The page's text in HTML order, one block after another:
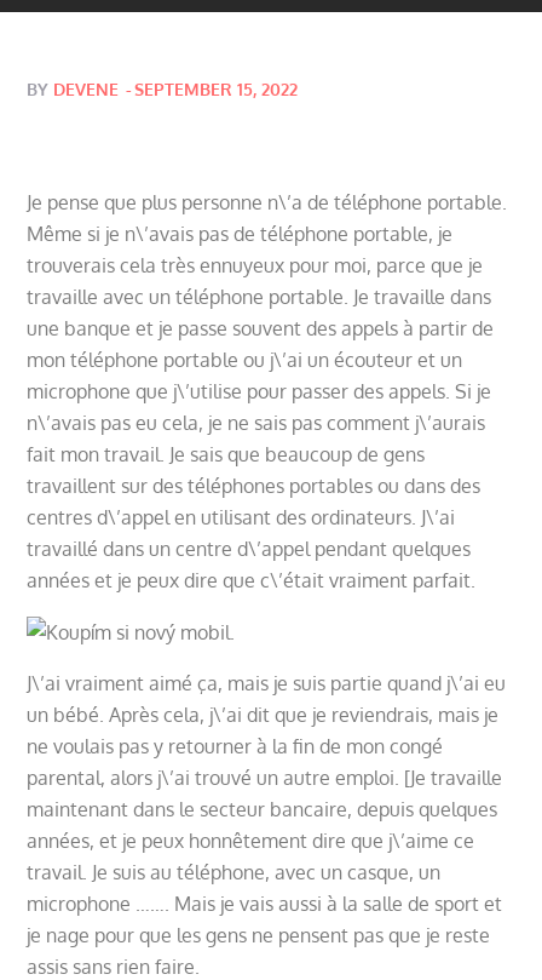
BY DEVENE Posted
SEPTEMBER 15, 2022
Je pense que plus personne n\’a de téléphone portable.
Même si je n\’avais pas de téléphone portable, je
trouverais cela très ennuyeux pour moi, parce que je
travaille avec un téléphone portable. Je travaille dans
une banque et je passe souvent des appels à partir de
mon téléphone portable ou j\’ai un écouteur et un
microphone que j\’utilise pour passer des appels. Si je
n\’avais pas eu cela, je ne sais pas comment j\’aurais
fait mon travail. Je sais que beaucoup de gens
travaillent sur des téléphones portables ou dans des
centres d\’appel en utilisant des ordinateurs. J\’ai
travaillé dans un centre d\’appel pendant quelques
années et je peux dire que c\’était vraiment parfait.
J\’ai vraiment aimé ça, mais je suis partie quand j\’ai eu
un bébé. Après cela, j\’ai dit que je reviendrais, mais je
ne voulais pas y retourner à la fin de mon congé
parental, alors j\’ai trouvé un autre emploi. [Je travaille
maintenant dans le secteur bancaire, depuis quelques
années, et je peux honnêtement dire que j\’aime ce
travail. Je suis au téléphone, avec un casque, un
microphone ……. Mais je vais aussi à la salle de sport et
je nage pour que les gens ne pensent pas que je reste
assis sans rien faire.